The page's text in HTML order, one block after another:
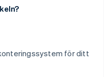
för ditt